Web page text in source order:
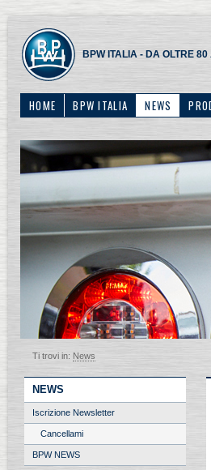
BPW ITALIA - DA OLTRE
HOME BPW ITALIA NEWS
Ti trovi in: News
NEWS
Iscrizione Newsletter
Cancellami
BPW NEWS